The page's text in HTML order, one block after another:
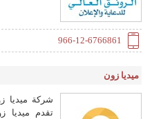
966-12-6766861
ميديا زون
شركة ميديا
تقدم